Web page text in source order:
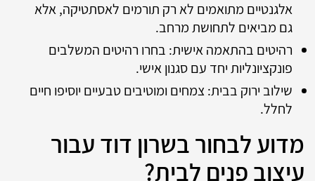
אלגנטיים מתואמים לא רק תורמים לאסתטיקה, אלא
גם מביאים לתחושת מרחב.
רהיטים בהתאמה אישית: בחרו רהיטים המשלבים
פונקציונליות יחד עם סגנון אישי.
שילוב ירוק בבית: צמחים ומוטיבים טבעיים יוסיפו חיים
לחלל.
מדוע לבחור בשרון דוד עבור
עיצוב פנים לבית?